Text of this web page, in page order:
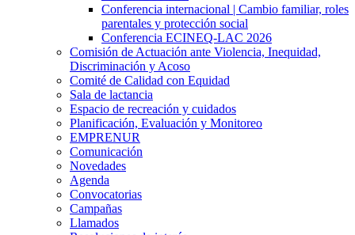
Conferencia internacional | Cambio familiar, roles
parentales y protección social
Conferencia ECINEQ-LAC 2026
Comisión de Actuación ante Violencia, Inequidad,
Discriminación y Acoso
Comité de Calidad con Equidad
Sala de lactancia
Espacio de recreación y cuidados
Planificación, Evaluación y Monitoreo
EMPRENUR
Comunicación
Novedades
Agenda
Convocatorias
Campañas
Llamados